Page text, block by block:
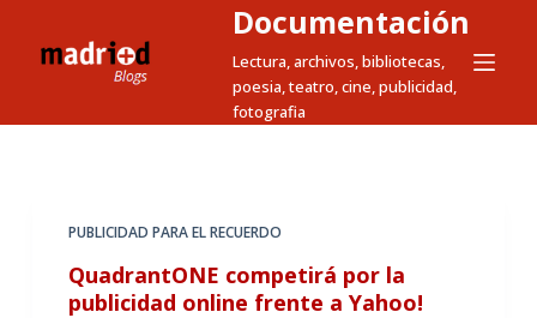
t
Documentación
Lectura, archivos, bibliotecas,
poesia, teatro, cine, publicidad,
fotografia
PUBLICIDAD PARA EL RECUERDO
QuadrantONE competirá por la
publicidad online frente a Yahoo!